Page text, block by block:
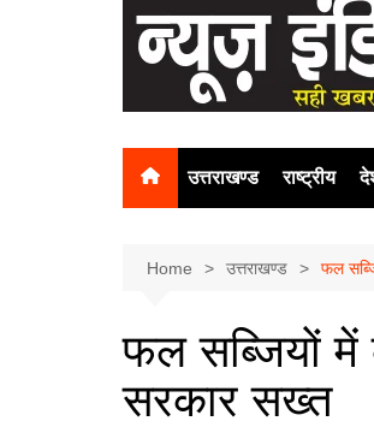
उत्तराखण्ड राष्ट्रीय
Home उत्तराखण्ड फल
फल सब्जियों
सरकार सख्त